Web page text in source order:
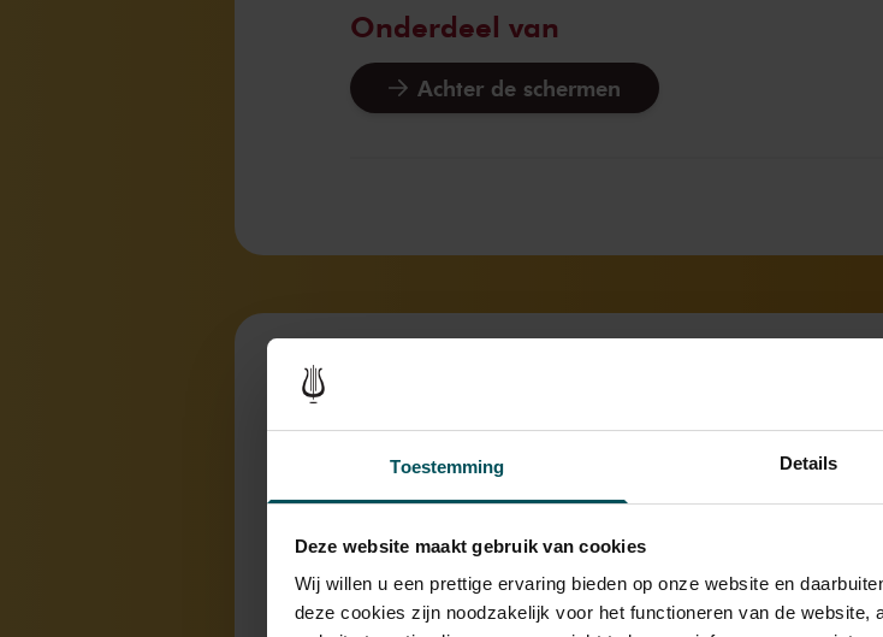
Toestemming Details
Deze website maakt gebruik van cookies
Wij willen u een prettige ervaring bieden op onze website en
deze cookies zijn noodzakelijk voor het functioneren van de website,
Onderdeel van
Achter de schermen
Carnaval te Parijs
kinderen… Opmerkelijk detail: tussen de menigte zien we,
gebroken lijst, ook de schilder zelf.